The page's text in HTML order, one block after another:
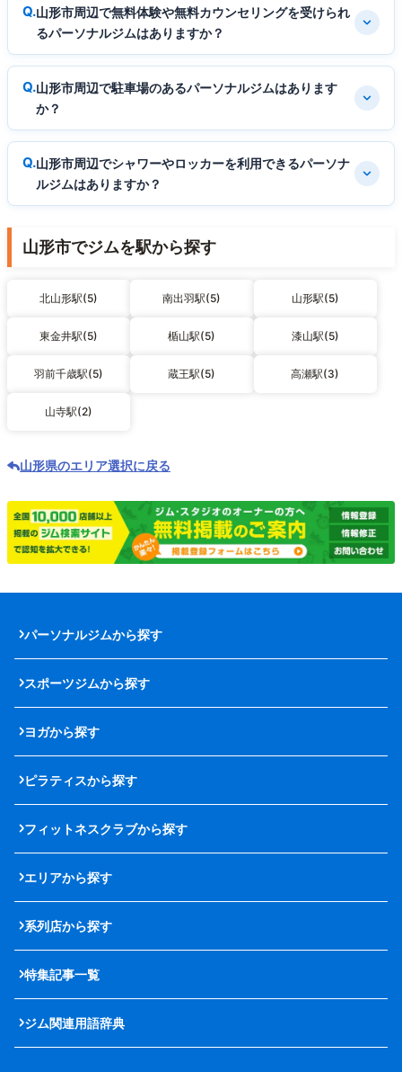
山形市周辺で無料体験や無料カウンセリングを受けられ
るパーソナルジムはありますか？
山形市周辺で駐車場のあるパーソナルジムはあります
か？
山形市周辺でシャワーやロッカーを利用できるパーソナ
ルジムはありますか？
山形市でジムを駅から探す
北山形駅(5) 南出羽駅(5) 山形駅(5)
東金井駅(5) 楯山駅(5) 漆山駅(5)
羽前千歳駅(5) 蔵王駅(5) 高瀬駅(3)
山寺駅(2)
山形県のエリア選択に戻る
パーソナルジムから探す
スポーツジムから探す
ヨガから探す
ピラティスから探す
フィットネスクラブから探す
エリアから探す
系列店から探す
特集記事一覧
ジム関連用語辞典